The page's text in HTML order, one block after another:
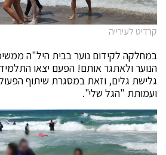
קרדיט לעירייה
במחלקה לקידום נוער בבית היל"ה
הנוער ולאתגר אותם! הפעם יצאו
גלישת גלים, וזאת במסגרת שיתוף
ועמותת "הגל שלי".